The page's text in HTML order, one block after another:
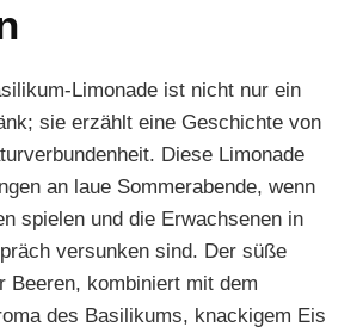
Limonade ist nicht nur ein
sie erzählt eine Geschichte von
Diese Limonade
an laue Sommerabende, wenn
spielen und die Erwachsenen in
versunken sind. Der süße
Beeren, kombiniert mit dem
des Basilikums, knackigem Eis